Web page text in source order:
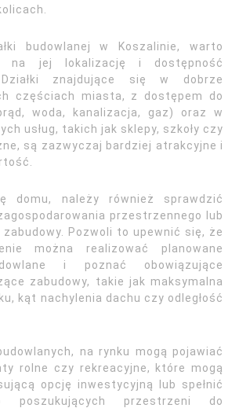
budowlanej w Koszalinie, warto
na jej lokalizację i dostępność
znajdujące się w dobrze
częściach miasta, z dostępem do
woda, kanalizacja, gaz) oraz w
usług, takich jak sklepy, szkoły czy
są zazwyczaj bardziej atrakcyjne i
domu, należy również sprawdzić
przestrzennego lub
Pozwoli to upewnić się, że
można realizować planowane
i poznać obowiązujące
zabudowy, takie jak maksymalna
kąt nachylenia dachu czy odległość
na rynku mogą pojawiać
rolne czy rekreacyjne, które mogą
opcję inwestycyjną lub spełnić
poszukujących przestrzeni do